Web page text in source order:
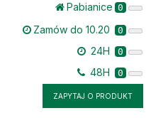
Pabianice 0
Zamów do 10.20 0
24H 0
48H 0
ZAPYTAJ O PRODUKT